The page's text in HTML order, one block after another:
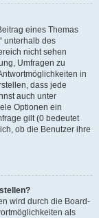
eines Themas
unterhalb des
nicht sehen
Umfragen zu
in
dass jede
auch unter
Optionen ein
gilt (0 bedeutet
ob die Benutzer ihre
wird durch die Board-
als